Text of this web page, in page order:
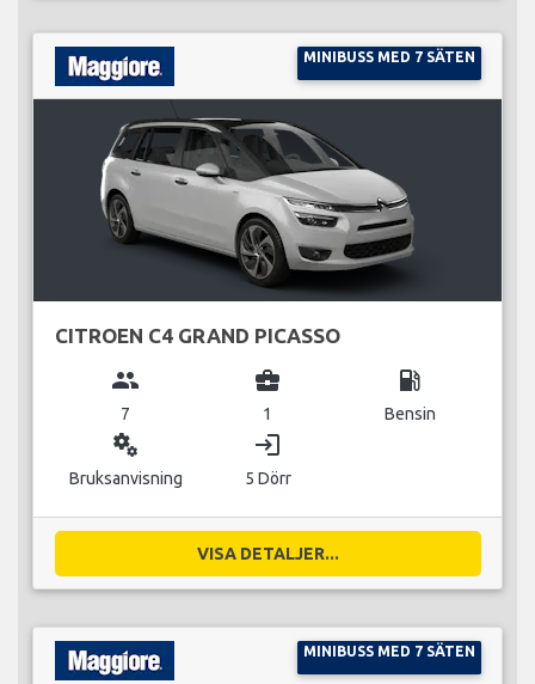
MINIBUSS MED 7 SÄTEN
CITROEN C4 GRAND PICASSO
group
7
business_center
1
local_gas_station
Bensin
miscellaneous_services
Bruksanvisning
login
5 Dörr
VISA DETALJER...
MINIBUSS MED 7 SÄTEN